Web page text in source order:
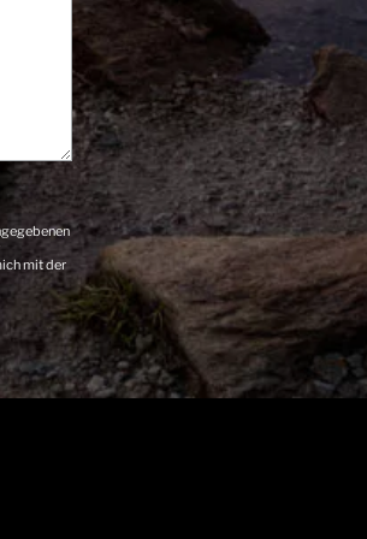
mit der